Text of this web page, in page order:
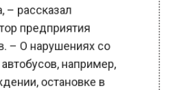
– О нарушениях со
например,
остановке в
разговоре по телефону,